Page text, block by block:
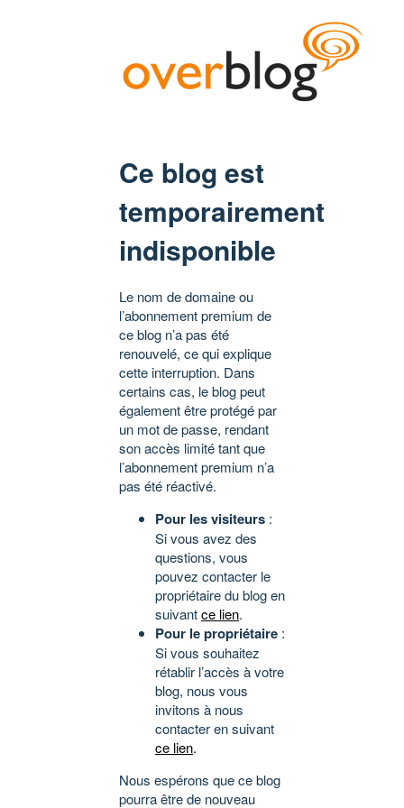
Ce blog est
temporairement
indisponible
Le nom de domaine ou
l’abonnement premium de
ce blog n’a pas été
renouvelé, ce qui explique
cette interruption. Dans
certains cas, le blog peut
également être protégé par
un mot de passe, rendant
son accès limité tant que
l’abonnement premium n’a
pas été réactivé.
Pour les visiteurs :
Si vous avez des
questions, vous
pouvez contacter le
propriétaire du blog en
suivantce lien.
Pour le propriétaire :
Si vous souhaitez
rétablir l’accès à votre
blog, nous vous
invitons à nous
contacter en suivant
ce lien.
Nous espérons que ce blog
pourra être de nouveau